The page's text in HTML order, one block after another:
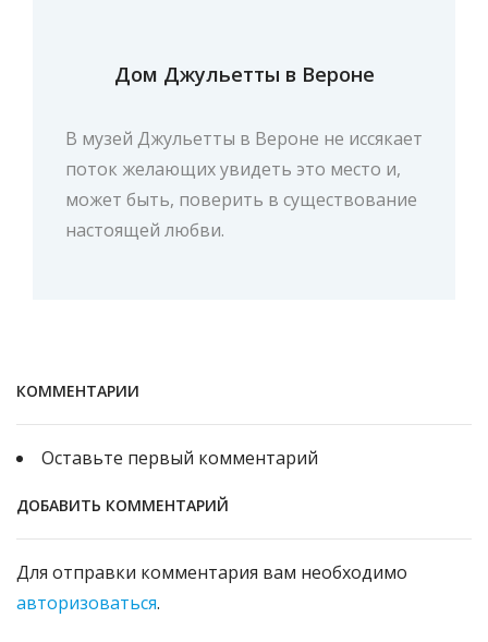
Дом Джульетты в Вероне
В музей Джульетты в Вероне не иссякает
поток желающих увидеть это место и,
может быть, поверить в существование
настоящей любви.
КОММЕНТАРИИ
Оставьте первый комментарий
ДОБАВИТЬ КОММЕНТАРИЙ
Для отправки комментария вам необходимо
авторизоваться.